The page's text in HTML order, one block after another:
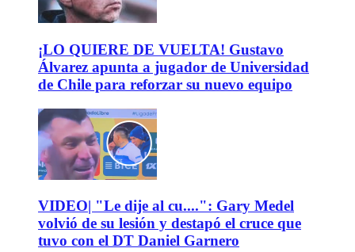
¡LO QUIERE DE VUELTA! Gustavo
Álvarez apunta a jugador de Universidad
de Chile para reforzar su nuevo equipo
VIDEO| "Le dije al cu....": Gary Medel
volvió de su lesión y destapó el cruce que
tuvo con el DT Daniel Garnero